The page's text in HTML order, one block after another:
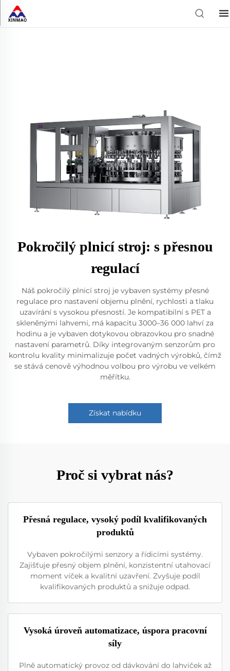
Pokročilý plnicí stroj: s přesnou
regulací
Náš pokročilý plnicí stroj je vybaven systémy přesné
regulace pro nastavení objemu plnění, rychlosti a tlaku
uzavírání s vysokou přesností. Je kompatibilní s PET a
skleněnými lahvemi, má kapacitu 3000–36 000 lahví za
hodinu a je vybaven dotykovou obrazovkou pro snadné
nastavení parametrů. Díky integrovaným senzorům pro
kontrolu kvality minimalizuje počet vadných výrobků, čímž
se stává cenově výhodnou volbou pro výrobu ve velkém
měřítku.
Získat nabídku
Proč si vybrat nás?
Přesná regulace, vysoký podíl kvalifikovaných
produktů
Vybaven pokročilými senzory a řídicími systémy.
Zajišťuje přesný objem plnění, konzistentní utahovací
moment víček a kvalitní uzavření. Zvyšuje podíl
kvalifikovaných produktů a snižuje odpad.
Vysoká úroveň automatizace, úspora pracovní
síly
Plně automatický provoz od dávkování do lahviček až